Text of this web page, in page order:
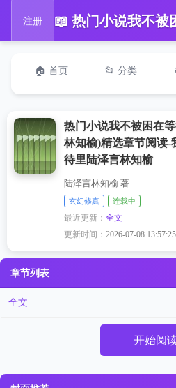
注册
🏠 首页 📂 分类
热门小说我不被困在
林知榆)精选章节阅读-
待里陆泽言林知榆
陆泽言林知榆 著
玄幻修真 连载中
最近更新：全文
更新时间：2026-07-08 13:57:25
章节列表
全文
开始阅